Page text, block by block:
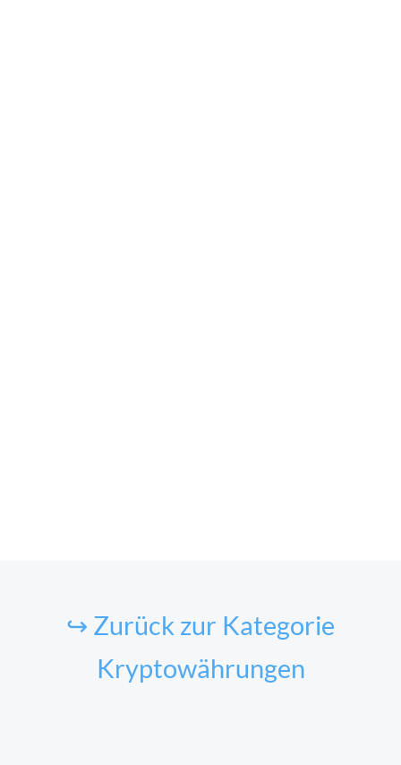
↪ Zurück zur Kategorie
Kryptowährungen